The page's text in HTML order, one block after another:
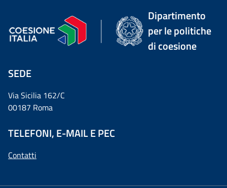
Dipartimento
per le politiche
di coesione
SEDE
Via Sicilia 162/C
00187 Roma
TELEFONI, E-MAIL E PEC
Contatti